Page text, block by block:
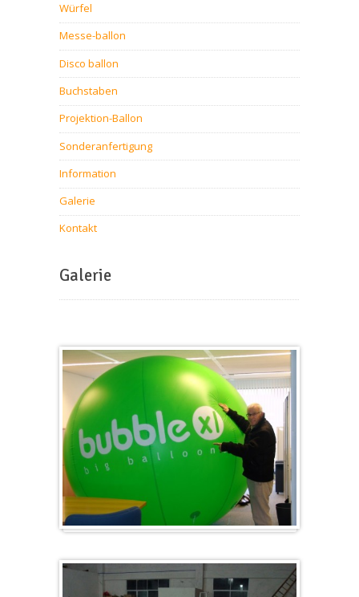
Würfel
Messe-ballon
Disco ballon
Buchstaben
Projektion-Ballon
Sonderanfertigung
Information
Galerie
Kontakt
Galerie